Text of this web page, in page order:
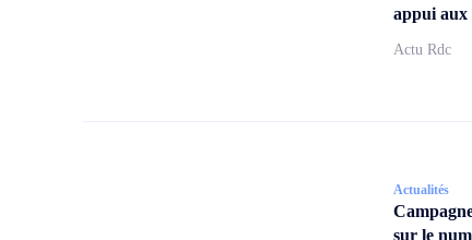
appui aux
Actu Rdc
Actualités
sur le